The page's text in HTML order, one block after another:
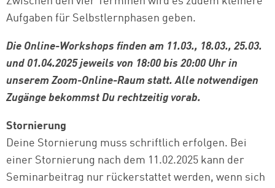
Aufgaben für Selbstlernphasen geben.
Die Online-Workshops finden am 11.03., 18.03., 25.03.
und 01.04.2025 jeweils von 18:00 bis 20:00 Uhr in
unserem Zoom-Online-Raum statt. Alle notwendigen
Zugänge bekommst Du rechtzeitig vorab.
Stornierung
Deine Stornierung muss schriftlich erfolgen. Bei
einer Stornierung nach dem 11.02.2025 kann der
Seminarbeitrag nur rückerstattet werden, wenn sich